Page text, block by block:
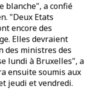
blanche", a confié
"Deux Etats
encore des
Elles devraient
des ministres des
lundi à Bruxelles", a
ensuite soumis aux
jeudi et vendredi.